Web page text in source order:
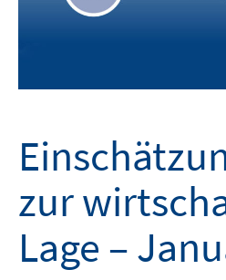
zur
Lage –